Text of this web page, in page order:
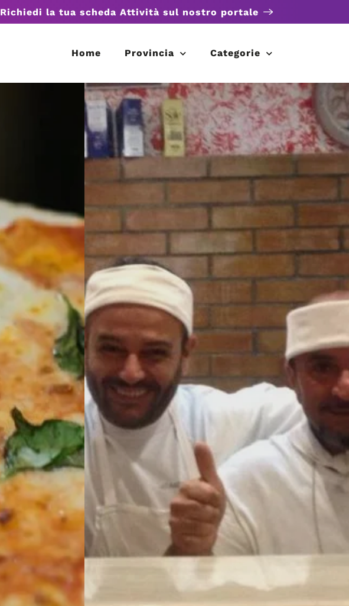
Richiedi la tua scheda Attività sul nostro portale
Home Provincia Categorie